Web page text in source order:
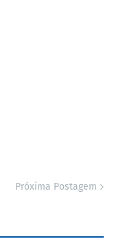
Próxima Postagem